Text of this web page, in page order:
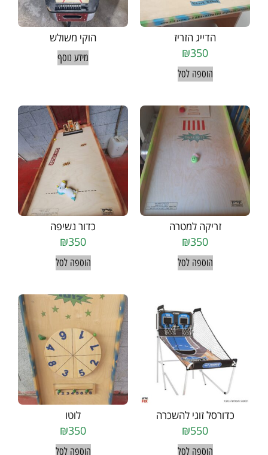
הדייג הזריז
₪350
הוספה לסל
הוקי משולש
מידע נוסף
זריקה למטרה
₪350
הוספה לסל
כדור נשיפה
₪350
הוספה לסל
כדורסל זוגי להשכרה
₪550
הוספה לסל
לוטו
₪350
הוספה לסל